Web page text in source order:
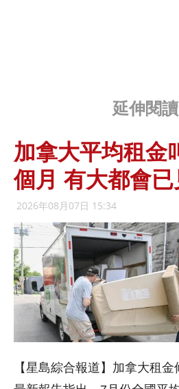
延伸閱讀
加拿大平均租金
個月 有大都會
2026年08月07日 15:34
【星島綜合報道】加拿大租金